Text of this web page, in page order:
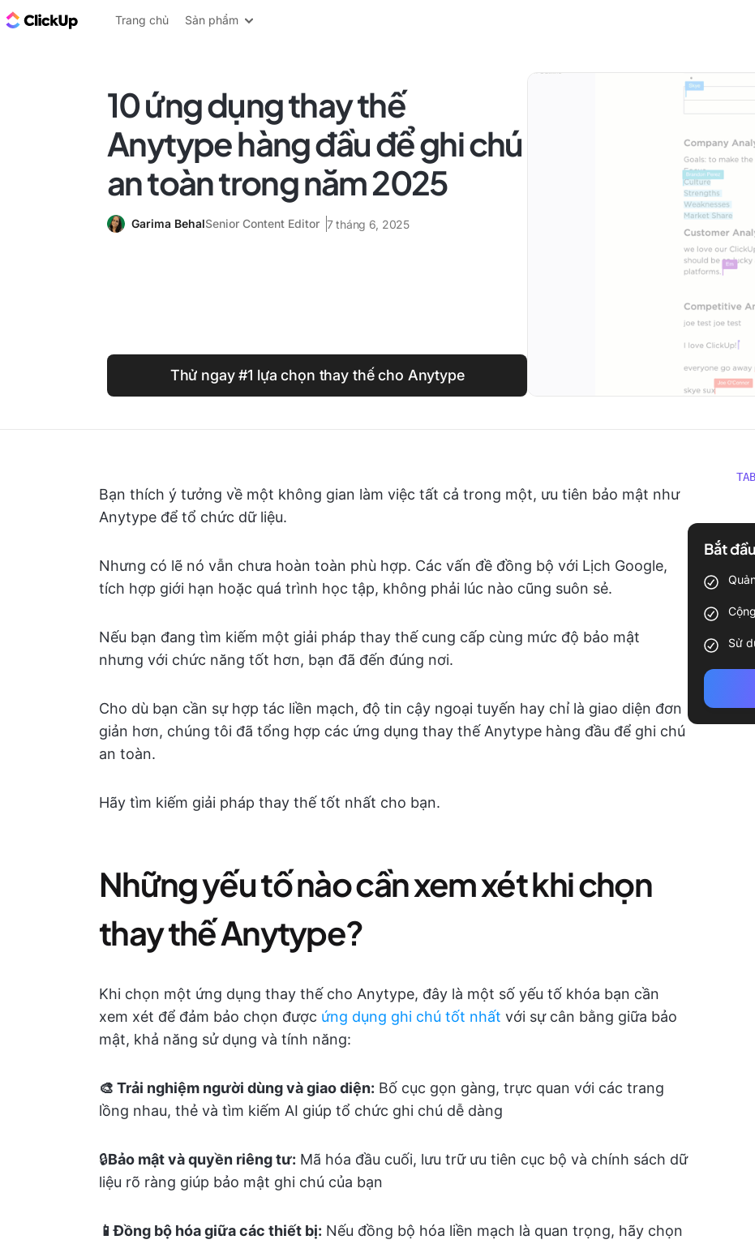
ClickUp Blog
Trang chủ Sản phẩm
10 ứng dụng thay thế
Anytype hàng đầu để ghi chú
an toàn trong năm 2025
Garima BehalSenior Content Editor 7 tháng 6, 2025
Thử ngay #1 lựa chọn thay thế cho Anytype
Bạn thích ý tưởng về một không gian làm việc tất cả trong một, ưu tiên bảo mật như
Anytype để tổ chức dữ liệu.
Nhưng có lẽ nó vẫn chưa hoàn toàn phù hợp. Các vấn đề đồng bộ với Lịch Google,
tích hợp giới hạn hoặc quá trình học tập, không phải lúc nào cũng suôn sẻ.
Nếu bạn đang tìm kiếm một giải pháp thay thế cung cấp cùng mức độ bảo mật
nhưng với chức năng tốt hơn, bạn đã đến đúng nơi.
Cho dù bạn cần sự hợp tác liền mạch, độ tin cậy ngoại tuyến hay chỉ là giao diện đơn
giản hơn, chúng tôi đã tổng hợp các ứng dụng thay thế Anytype hàng đầu để ghi chú
an toàn.
Hãy tìm kiếm giải pháp thay thế tốt nhất cho bạn.
Những yếu tố nào cần xem xét khi chọn
thay thế Anytype?
Khi chọn một ứng dụng thay thế cho Anytype, đây là một số yếu tố khóa bạn cần
xem xét để đảm bảo chọn được ứng dụng ghi chú tốt nhất với sự cân bằng giữa bảo
mật, khả năng sử dụng và tính năng:
🎨 Trải nghiệm người dùng và giao diện: Bố cục gọn gàng, trực quan với các trang
lồng nhau, thẻ và tìm kiếm AI giúp tổ chức ghi chú dễ dàng
🔒Bảo mật và quyền riêng tư: Mã hóa đầu cuối, lưu trữ ưu tiên cục bộ và chính sách dữ
liệu rõ ràng giúp bảo mật ghi chú của bạn
📱Đồng bộ hóa giữa các thiết bị: Nếu đồng bộ hóa liền mạch là quan trọng, hãy chọn
Bắt
Sử